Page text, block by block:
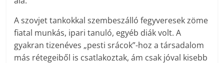
A szovjet tankokkal szembeszálló fegyveresek zöme
fiatal munkás, ipari tanuló, egyéb diák volt. A
gyakran tizenéves „pesti srácok”-hoz a társadalom
más rétegeiből is csatlakoztak, ám csak jóval kisebb